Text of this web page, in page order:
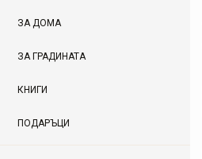
ЗА ДОМА
ЗА ГРАДИНАТА
КНИГИ
ПОДАРЪЦИ